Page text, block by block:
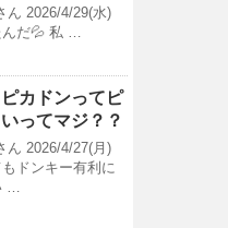
ん 2026/4/29(水)
んだ💦 私 …
ピカドンってピ
ってマジ？？
ん 2026/4/27(月)
ドンキー有利に
…